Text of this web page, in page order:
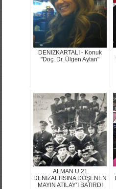
DENIZKARTALI - Konuk
"Doç. Dr. Ülgen Aytan"
ALMAN U 21
DENİZALTISINA DÖŞENEN
MAYIN ATILAY’I BATIRDI